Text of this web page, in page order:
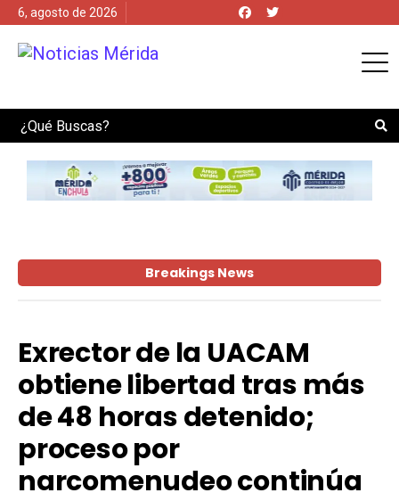
6, agosto de 2026
Search
Breakings News
Exrector de la UACAM
obtiene libertad tras más
de 48 horas detenido;
proceso por
narcomenudeo continúa